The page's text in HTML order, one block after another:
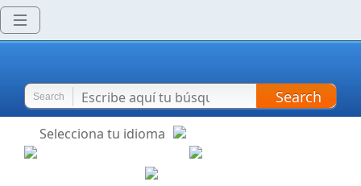
Search Search
Selecciona tu idioma